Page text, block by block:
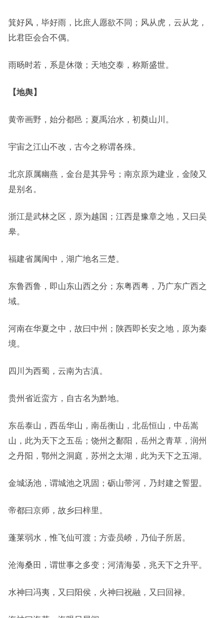
箕好风，毕好雨，比庶人愿欲不同；风从虎，云从龙，
比君臣会合不偶。
雨旸时若，系是休徵；天地交泰，称斯盛世。
【地舆】
黄帝画野，始分都邑；夏禹治水，初奠山川。
宇宙之江山不改，古今之称谓各殊。
北京原属幽燕，金台是其异号；南京原为建业，金陵又
是别名。
浙江是武林之区，原为越国；江西是豫章之地，又曰吴
皋。
福建省属闽中，湖广地名三楚。
东鲁西鲁，即山东山西之分；东粤西粤，乃广东广西之
域。
河南在华夏之中，故曰中州；陕西即长安之地，原为秦
境。
四川为西蜀，云南为古滇。
贵州省近蛮方，自古名为黔地。
东岳泰山，西岳华山，南岳衡山，北岳恒山，中岳嵩
山，此为天下之五岳；饶州之鄱阳，岳州之青草，润州
之丹阳，鄂州之洞庭，苏州之太湖，此为天下之五湖。
金城汤池，谓城池之巩固；砺山带河，乃封建之誓盟。
帝都曰京师，故乡曰梓里。
蓬莱弱水，惟飞仙可渡；方壶员峤，乃仙子所居。
沧海桑田，谓世事之多变；河清海晏，兆天下之升平。
水神曰冯夷，又曰阳侯，火神曰祝融，又曰回禄。